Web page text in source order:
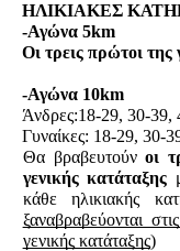
ΗΛΙΚΙΑΚΕΣ
-Αγώνα 5km
Οι τρεις πρώτοι της
-Αγώνα 10km
Άνδρες:18-29, 30-39,
Γυναίκες: 18-29, 30-
Θα βραβευτούνοι
γενικής κατάταξης
κάθε ηλικιακής
ξαναβραβεύονται
γενικής κατάταξης)